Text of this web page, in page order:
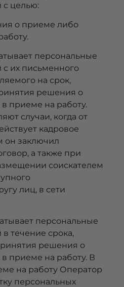
с целью:
о приеме либо
персональные
с их письменного
на срок,
решения о
приеме на работу.
случаи, когда от
кадровое
он заключил
а также при
соискателем
лиц, в сети
персональные
течение срока,
решения о
приеме на работу. В
на работу Оператор
персональных